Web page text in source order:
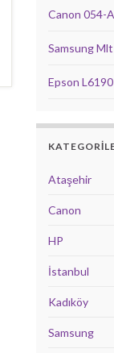
Canon 054-
Samsung
Epson L6190
Ataşehir
Canon
HP
İstanbul
Kadıköy
Samsung